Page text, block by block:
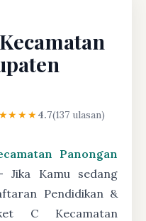
4.7(137 ulasan)
Panongan
Jika Kamu sedang
Pendidikan &
C Kecamatan